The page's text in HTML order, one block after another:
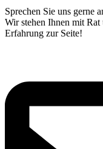
Sprechen Sie uns gerne
Wir stehen Ihnen mit
Erfahrung zur Seite!